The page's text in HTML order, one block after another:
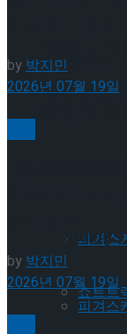
프리 스케
피겨스
쇼트트
[현장스케
Trending
피겨스
by박지민
2026년 07월 19일
by 박지민
2026년 07월 19일